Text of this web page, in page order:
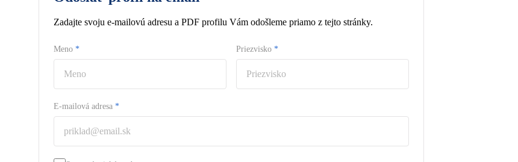
Zadajte svoju e-mailovú adresu a PDF profilu Vám odošleme priamo z tejto stránky.
Meno * Priezvisko *
E-mailová adresa *